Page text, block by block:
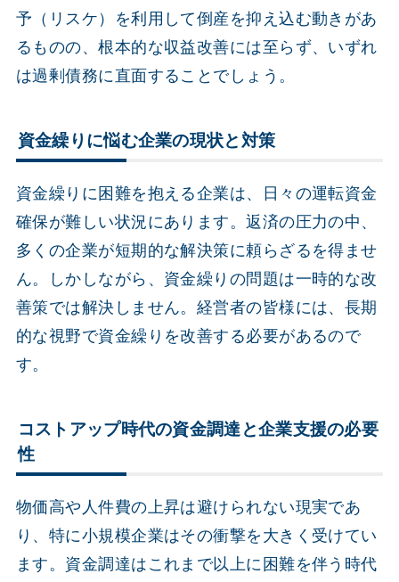
予（リスケ）を利用して倒産を抑え込む動きがあ
るものの、根本的な収益改善には至らず、いずれ
は過剰債務に直面することでしょう。
資金繰りに悩む企業の現状と対策
資金繰りに困難を抱える企業は、日々の運転資金
確保が難しい状況にあります。返済の圧力の中、
多くの企業が短期的な解決策に頼らざるを得ませ
ん。しかしながら、資金繰りの問題は一時的な改
善策では解決しません。経営者の皆様には、長期
的な視野で資金繰りを改善する必要があるので
す。
コストアップ時代の資金調達と企業支援の必要
性
物価高や人件費の上昇は避けられない現実であ
り、特に小規模企業はその衝撃を大きく受けてい
ます。資金調達はこれまで以上に困難を伴う時代